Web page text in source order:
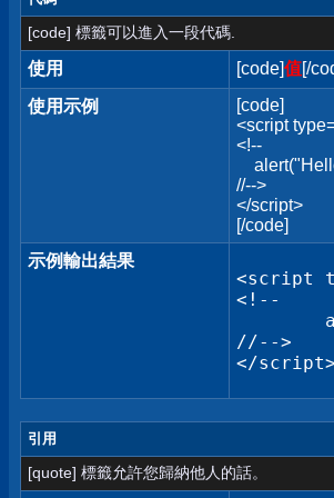
[code] 標籤可以進入一段代碼.
使用 [code]值[/
使用示例
[code]
<script
<!--
//-->
</script>
[/code]
示例輸出結果
<script
<!--
//-->
</script>
引用
[quote] 標籤允許您歸納他人的話。